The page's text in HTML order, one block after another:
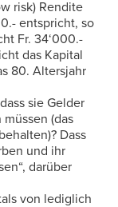
risk) Rendite
entspricht, so
Fr. 34‘000.-
das Kapital
80. Altersjahr
sie Gelder
(das
Dass
und ihr
darüber
von lediglich